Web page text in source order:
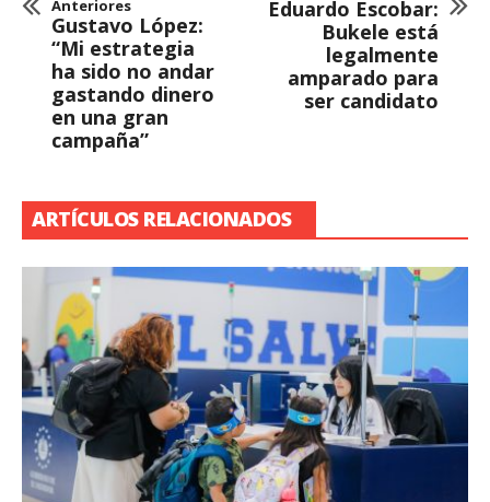
Anteriores
Gustavo López:
“Mi estrategia
ha sido no andar
gastando dinero
en una gran
campaña”
Eduardo Escobar:
Bukele está
legalmente
amparado para
ser candidato
ARTÍCULOS RELACIONADOS